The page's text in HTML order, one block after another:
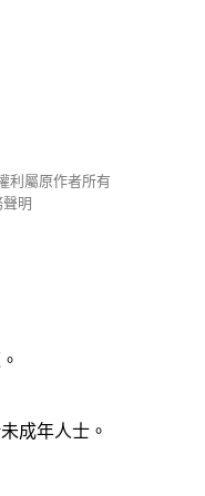
利屬原作者所有
明
成年人士。